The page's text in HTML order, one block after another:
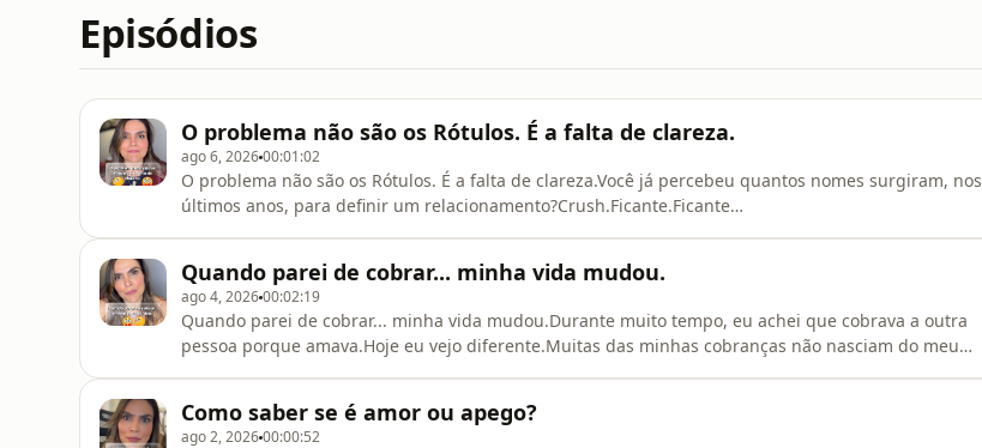
Episódios
O problema não são os Rótulos. É a falta de clareza.
ago 6, 202600:01:02
O problema não são os Rótulos. É a falta de clareza.Você já percebeu quantos nomes surgiram, nos
últimos anos, para definir um relacionamento?Crush.Ficante.Ficante
de estar cada vez mais difícil criar acordos?
Quando parei de cobrar... minha vida mudou.
ago 4, 202600:02:19
Quando parei de cobrar... minha vida mudou.Durante muito tempo, eu achei que cobrava a outra
pessoa porque amava.Hoje eu vejo diferente.Muitas das minhas cobranças não nasciam do meu
era fazer o outro mudar para que eu finalmente me
Como saber se é amor ou apego?
ago 2, 202600:00:52